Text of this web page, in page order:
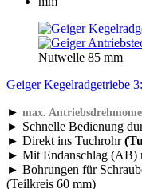
Nutwelle 85 mm
Geiger Kegelradgetriebe
► max.
► Schnelle Bedienung
► Direkt ins Tuchrohr
► Mit Endanschlag (AB)
► Bohrungen für
(Teilkreis 60 mm)